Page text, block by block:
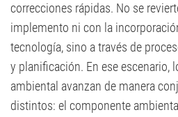
correcciones rápidas. No se
implemento ni con la
tecnología, sino a través de
y planificación. En ese escenario,
ambiental avanzan de manera
distintos: el componente